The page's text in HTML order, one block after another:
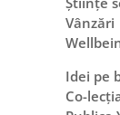
Vânzări
Idei pe
Co-